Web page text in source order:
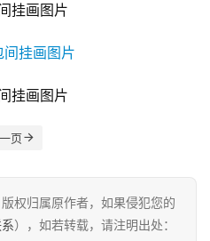
挂画图片
挂画图片
页
权归属原作者，如果侵犯您的
），如若转载，请注明出处：